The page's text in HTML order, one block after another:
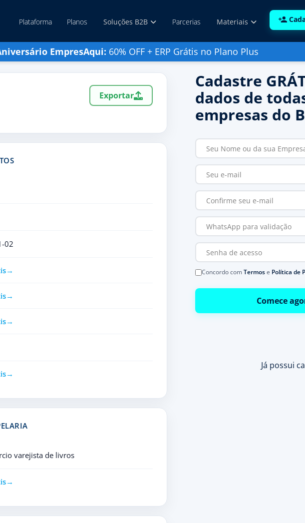
Plataforma Planos Soluções B2B Parcerias Materiais
EmpresAqui: 60% OFF + ERP Grátis no Plano Plus
Exportar
02
varejista de livros
Cadastre
dados de
empresas do
Concordo comTermose Política de
Comece
Já possui